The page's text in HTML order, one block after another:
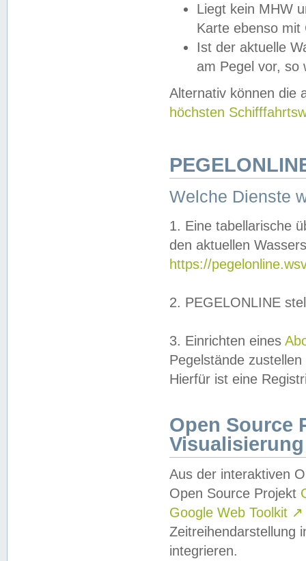
Liegt kein MHW
Karte ebenso mit
Ist der aktuelle
am Pegel vor,
Alternativ können die
höchsten
Welche Dienste
1. Eine tabellarische
den aktuellen
https://
2. PEGELONLINE
3. Einrichten eines
Pegelstände
Hierfür ist eine
Open Source
Visualisierung
Aus der interaktiven
Open Source Projekt
Google Web Toolkit ↗
Zeitreihendarstellung
integrieren.